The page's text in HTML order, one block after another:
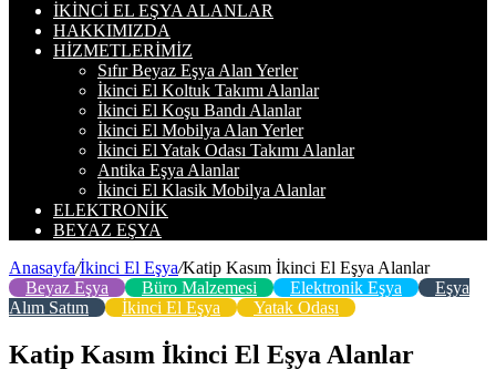
İKINCI EL EŞYA ALANLAR
HAKKIMIZDA
HIZMETLERIMIZ
Sıfır Beyaz Eşya Alan Yerler
İkinci El Koltuk Takımı Alanlar
İkinci El Koşu Bandı Alanlar
İkinci El Mobilya Alan Yerler
İkinci El Yatak Odası Takımı Alanlar
Antika Eşya Alanlar
İkinci El Klasik Mobilya Alanlar
ELEKTRONIK
BEYAZ EŞYA
Anasayfa/İkinci El Eşya/Katip Kasım İkinci El Eşya Alanlar
Beyaz Eşya
Büro Malzemesi Elektronik Eşya
Eşya
Alım Satım
İkinci El Eşya Yatak Odası
Katip Kasım İkinci El Eşya Alanlar